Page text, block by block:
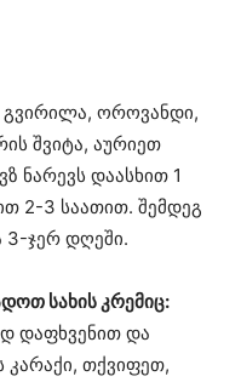
ოროვანდი,
შვიტა, აურიეთ
ნარევს დაასხით 1
2-3 საათით. შემდეგ
3-ჯერ დღეში.
სახის კრემიც:
დაფხვენით და
კარაქი, თქვიფეთ,